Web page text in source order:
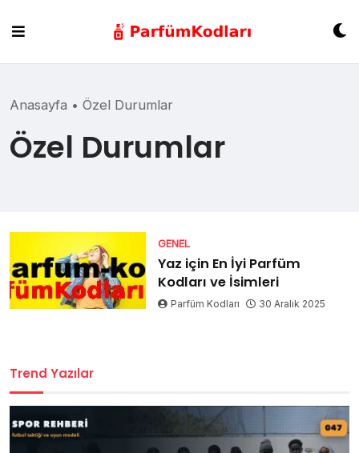
content
Anasayfa • Özel Durumlar
Özel Durumlar
GENEL
Yaz için En İyi Parfüm
Kodları ve İsimleri
Parfüm Kodları 30 Aralık 2025
Trend Yazılar